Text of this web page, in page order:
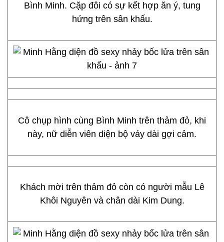
Bình Minh. Cặp đôi có sự kết hợp ăn ý, tung
hứng trên sân khấu.
Cô chụp hình cùng Bình Minh trên thảm đỏ, khi
này, nữ diễn viên diện bộ váy dài gợi cảm.
Khách mời trên thảm đỏ còn có người mẫu Lê
Khôi Nguyên và chân dài Kim Dung.